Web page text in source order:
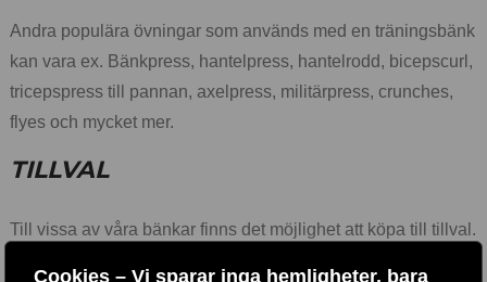
Cookies – Vi sparar inga hemligheter, bara
Andra populära övningar som används med en träningsbänk
kan vara ex. Bänkpress, hantelpress, hantelrodd, bicepscurl,
tricepspress till pannan, axelpress, militärpress, crunches,
flyes och mycket mer.
TILLVAL
Till vissa av våra bänkar finns det möjlighet att köpa till tillval.